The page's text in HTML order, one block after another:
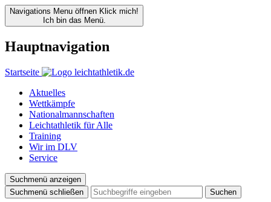
Navigations Menu öffnen Klick mich!
Ich bin das Menü.
Hauptnavigation
Startseite
Aktuelles
Wettkämpfe
Nationalmannschaften
Leichtathletik für Alle
Training
Wir im DLV
Service
Suchmenü anzeigen
Suchmenü schließen
Suchen